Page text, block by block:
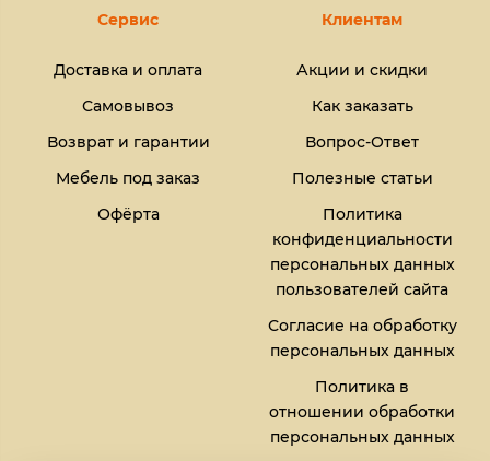
Сервис
Доставка и оплата
Самовывоз
Возврат и гарантии
Мебель под заказ
Офёрта
Клиентам
Акции и скидки
Как заказать
Вопрос-Ответ
Полезные статьи
Политика
конфиденциальности
персональных данных
пользователей сайта
Согласие на обработку
персональных данных
Политика в
отношении обработки
персональных данных